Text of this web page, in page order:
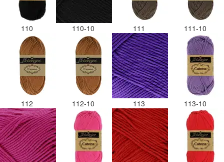
110 110-10 111 111-10
112 112-10 113 113-10